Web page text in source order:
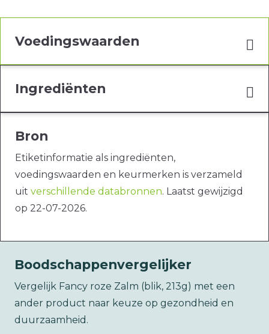
Voedingswaarden
Ingrediënten
Bron
Etiketinformatie als ingrediënten,
voedingswaarden en keurmerken is verzameld
uit verschillende databronnen. Laatst gewijzigd
op 22-07-2026.
Boodschappenvergelijker
Vergelijk Fancy roze Zalm (blik, 213g) met een
ander product naar keuze op gezondheid en
duurzaamheid.